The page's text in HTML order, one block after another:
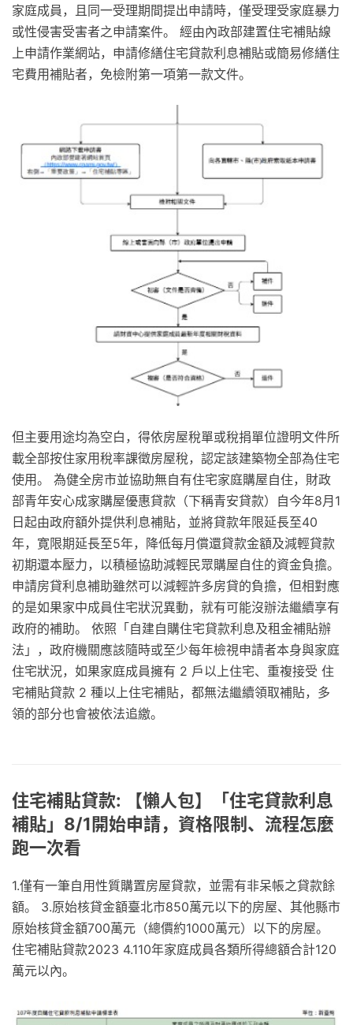
家庭成員，且同一受理期間提出申請時，僅受理受家庭暴力
或性侵害受害者之申請案件。 經由內政部建置住宅補貼線
上申請作業網站，申請修繕住宅貸款利息補貼或簡易修繕住
宅費用補貼者，免檢附第一項第一款文件。
但主要用途均為空白，得依房屋稅單或稅捐單位證明文件所
載全部按住家用稅率課徵房屋稅，認定該建築物全部為住宅
使用。 為健全房市並協助無自有住宅家庭購屋自住，財政
部青年安心成家購屋優惠貸款（下稱青安貸款）自今年8月1
日起由政府額外提供利息補貼，並將貸款年限延長至40
年，寛限期延長至5年，降低每月償還貸款金額及減輕貸款
初期還本壓力，以積極協助減輕民眾購屋自住的資金負擔。
申請房貸利息補助雖然可以減輕許多房貸的負擔，但相對應
的是如果家中成員住宅狀況異動，就有可能沒辦法繼續享有
政府的補助。 依照「自建自購住宅貸款利息及租金補貼辦
法」，政府機關應該隨時或至少每年檢視申請者本身與家庭
住宅狀況，如果家庭成員擁有 2 戶以上住宅、重複接受 住
宅補貼貸款 2 種以上住宅補貼，都無法繼續領取補貼，多
領的部分也會被依法追繳。
住宅補貼貸款: 【懶人包】「住宅貸款利息
補貼」8/1開始申請，資格限制、流程怎麼
跑一次看
1.僅有一筆自用性質購置房屋貸款，並需有非呆帳之貸款餘
額。 3.原始核貸金額臺北市850萬元以下的房屋、其他縣市
原始核貸金額700萬元（總價約1000萬元）以下的房屋。
住宅補貼貸款2023 4.110年家庭成員各類所得總額合計120
萬元以內。